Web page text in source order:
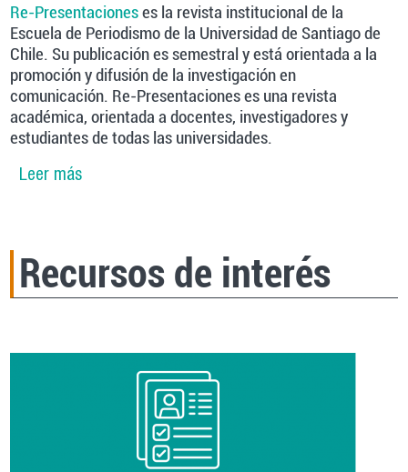
Re-Presentacioneses la revista institucional de la
Escuela de Periodismo de la Universidad de Santiago de
Chile. Su publicación es semestral y está orientada a la
promoción y difusión de la investigación en
comunicación. Re-Presentaciones es una revista
académica, orientada a docentes, investigadores y
estudiantes de todas las universidades.
Leer mássobre Convocatoria para publicar en nº 13 de
Recursos de interés